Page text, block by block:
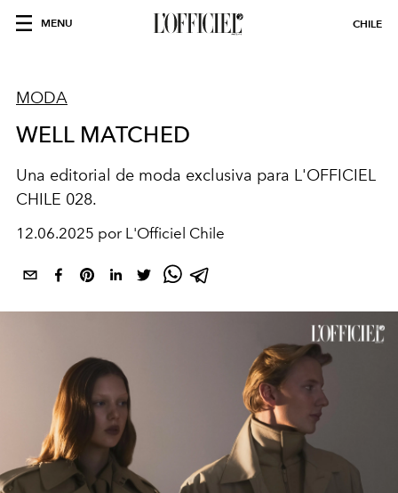
MENU CHILE
MODA
WELL MATCHED
Una editorial de moda exclusiva para L'OFFICIEL
CHILE 028.
12.06.2025 por L'Officiel Chile